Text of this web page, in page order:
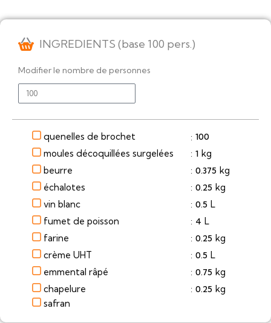
INGREDIENTS (base 100 pers.)
Modifier le nombre de personnes
quenelles de brochet : 100
moules décoquillées surgelées : 1 kg
beurre
: 0.375 kg
échalotes
: 0.25 kg
vin blanc
: 0.5 L
fumet de poisson
: 4 L
farine
: 0.25 kg
crème UHT
: 0.5 L
emmental râpé
: 0.75 kg
chapelure
: 0.25 kg
safran